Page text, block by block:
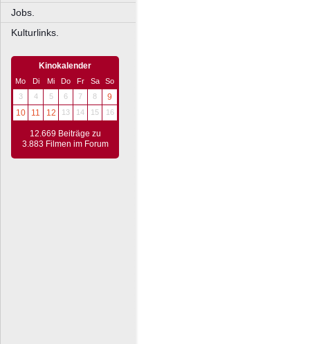
Jobs.
Kulturlinks.
Kinokalender
Mo Di Mi Do Fr Sa
So
3
4 5 6 7 8
9
10
11 12 13 14 15 16
12.669 Beiträge zu
3.883 Filmen im Forum